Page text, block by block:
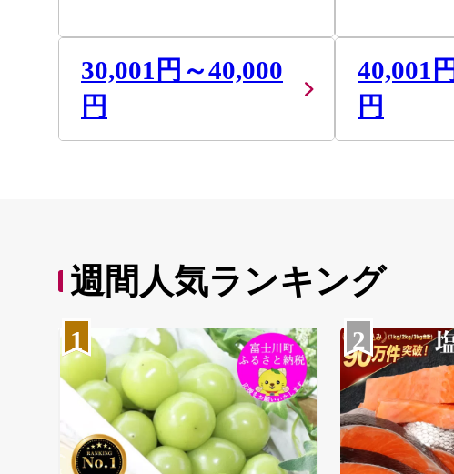
30,001円～40,000
円
40,001
円
週間人気ランキング
1 2